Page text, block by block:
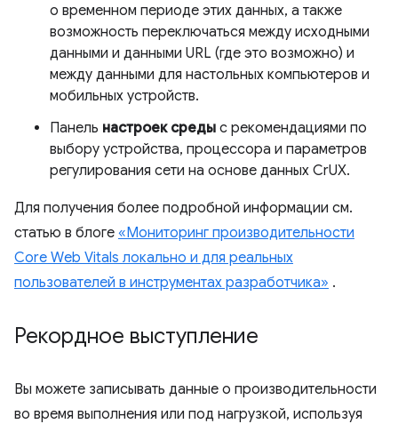
о временном периоде этих данных, а также
возможность переключаться между исходными
данными и данными URL (где это возможно) и
между данными для настольных компьютеров и
мобильных устройств.
Панель настроек среды с рекомендациями по
выбору устройства, процессора и параметров
регулирования сети на основе данных CrUX.
Для получения более подробной информации см.
статью в блоге «Мониторинг производительности
Core Web Vitals локально и для реальных
пользователей в инструментах разработчика» .
Рекордное выступление
Вы можете записывать данные о производительности
во время выполнения или под нагрузкой, используя